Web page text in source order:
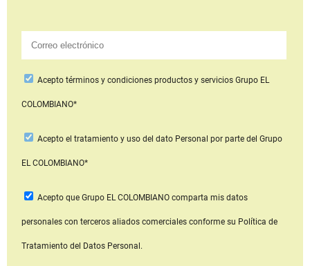
Aceptotérminos y condiciones productos y serviciosGrupo EL
COLOMBIANO*
Acepto el tratamiento y uso del dato Personal por parte del Grupo
EL COLOMBIANO*
Acepto que Grupo EL COLOMBIANOcomparta mis datos
personales con terceros aliados comerciales conforme su Política de
Tratamiento del Datos Personal.